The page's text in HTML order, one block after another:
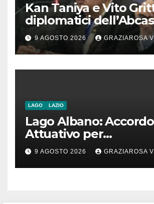
Kan Taniya e Vito
diplomatici
contro nota del
romeno. “Non si può
la costruzione di
stesso tempo
9 AGOSTO 2026 GRAZIAROSA
LAGO LAZIO
Lago Albano: Accordo
Attuativo per
l’interconnessione
acquedottistica da 29,5
milioni di euro
9 AGOSTO 2026 GRAZIAROSA